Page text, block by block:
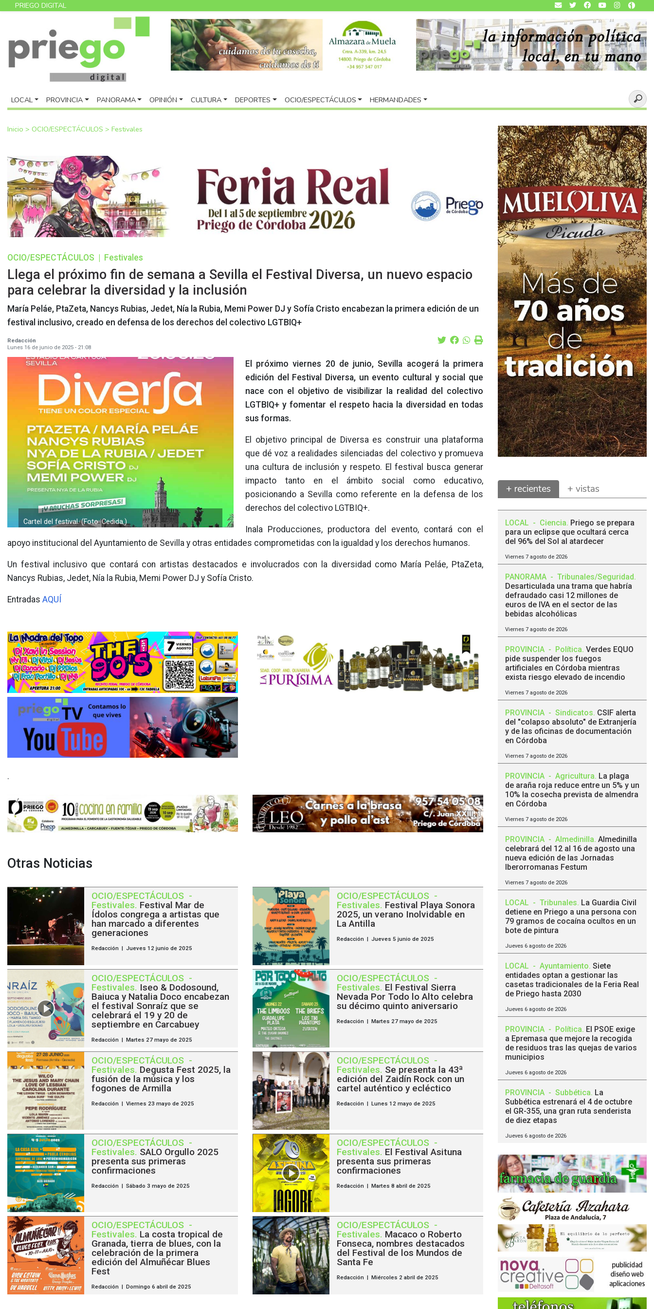
PRIEGO DIGITAL
LOCAL PROVINCIA PANORAMA OPINIÓN CULTURA DEPORTES OCIO/ESPECTÁCULOS HERMANDADES
Inicio > OCIO/ESPECTÁCULOS > Festivales
OCIO/ESPECTÁCULOS Festivales
Llega el próximo fin de semana a Sevilla el Festival Diversa, un nuevo espacio
para celebrar la diversidad y la inclusión
María Peláe, PtaZeta, Nancys Rubias, Jedet, Nía la Rubia, Memi Power DJ y Sofía Cristo encabezan la primera edición de un
festival inclusivo, creado en defensa de los derechos del colectivo LGTBIQ+
Redacción
Lunes 16 de junio de 2025 - 21:08
Cartel del festival. (Foto: Cedida.)
El próximo viernes 20 de junio, Sevilla acogerá la primera
edición del Festival Diversa, un evento cultural y social que
nace con el objetivo de visibilizar la realidad del colectivo
LGTBIQ+ y fomentar el respeto hacia la diversidad en todas
sus formas.
El objetivo principal de Diversa es construir una plataforma
que dé voz a realidades silenciadas del colectivo y promueva
una cultura de inclusión y respeto. El festival busca generar
impacto tanto en el ámbito social como educativo,
posicionando a Sevilla como referente en la defensa de los
derechos del colectivo LGTBIQ+.
Inala Producciones, productora del evento, contará con el
apoyo institucional del Ayuntamiento de Sevilla y otras entidades comprometidas con la igualdad y los derechos humanos.
Un festival inclusivo que contará con artistas destacados e involucrados con la diversidad como María Peláe, PtaZeta,
Nancys Rubias, Jedet, Nía la Rubia, Memi Power DJ y Sofía Cristo.
Entradas AQUÍ
.
Otras Noticias
OCIO/ESPECTÁCULOS -
Festivales. Festival Mar de
Ídolos congrega a artistas que
han marcado a diferentes
generaciones
Redacción | Jueves 12 junio de 2025
OCIO/ESPECTÁCULOS -
Festivales. Festival Playa Sonora
2025, un verano Inolvidable en
La Antilla
Redacción | Jueves 5 junio de 2025
OCIO/ESPECTÁCULOS -
Festivales. Iseo & Dodosound,
Baiuca y Natalia Doco encabezan
el festival Sonraíz que se
celebrará el 19 y 20 de
septiembre en Carcabuey
Redacción | Martes 27 mayo de 2025
OCIO/ESPECTÁCULOS -
Festivales. El Festival Sierra
Nevada Por Todo lo Alto celebra
su décimo quinto aniversario
Redacción | Martes 27 mayo de 2025
OCIO/ESPECTÁCULOS -
Festivales. Degusta Fest 2025, la
fusión de la música y los
fogones de Armilla
Redacción | Viernes 23 mayo de 2025
OCIO/ESPECTÁCULOS -
Festivales. Se presenta la 43ª
edición del Zaidín Rock con un
cartel auténtico y ecléctico
Redacción | Lunes 12 mayo de 2025
OCIO/ESPECTÁCULOS -
Festivales. SALO Orgullo 2025
presenta sus primeras
confirmaciones
Redacción | Sábado 3 mayo de 2025
OCIO/ESPECTÁCULOS -
Festivales. El Festival Asituna
presenta sus primeras
confirmaciones
Redacción | Martes 8 abril de 2025
OCIO/ESPECTÁCULOS -
Festivales. La costa tropical de
Granada, tierra de blues, con la
celebración de la primera
edición del Almuñécar Blues
Fest
Redacción | Domingo 6 abril de 2025
OCIO/ESPECTÁCULOS -
Festivales. Macaco o Roberto
Fonseca, nombres destacados
del Festival de los Mundos de
Santa Fe
Redacción | Miércoles 2 abril de 2025
+ recientes + vistas
LOCAL - Ciencia. Priego se prepara
para un eclipse que ocultará cerca
del 96% del Sol al atardecer
Viernes 7 agosto de 2026
PANORAMA - Tribunales/Seguridad.
Desarticulada una trama que habría
defraudado casi 12 millones de
euros de IVA en el sector de las
bebidas alcohólicas
Viernes 7 agosto de 2026
PROVINCIA - Política. Verdes EQUO
pide suspender los fuegos
artificiales en Córdoba mientras
exista riesgo elevado de incendio
Viernes 7 agosto de 2026
PROVINCIA - Sindicatos. CSIF alerta
del "colapso absoluto" de Extranjería
y de las oficinas de documentación
en Córdoba
Viernes 7 agosto de 2026
PROVINCIA - Agricultura. La plaga
de araña roja reduce entre un 5% y un
10% la cosecha prevista de almendra
en Córdoba
Viernes 7 agosto de 2026
PROVINCIA - Almedinilla. Almedinilla
celebrará del 12 al 16 de agosto una
nueva edición de las Jornadas
Iberorromanas Festum
Viernes 7 agosto de 2026
LOCAL - Tribunales. La Guardia Civil
detiene en Priego a una persona con
79 gramos de cocaína ocultos en un
bote de pintura
Jueves 6 agosto de 2026
LOCAL - Ayuntamiento. Siete
entidades optan a gestionar las
casetas tradicionales de la Feria Real
de Priego hasta 2030
Jueves 6 agosto de 2026
PROVINCIA - Política. El PSOE exige
a Epremasa que mejore la recogida
de residuos tras las quejas de varios
municipios
Jueves 6 agosto de 2026
PROVINCIA - Subbética. La
Subbética estrenará el 4 de octubre
el GR-355, una gran ruta senderista
de diez etapas
Jueves 6 agosto de 2026